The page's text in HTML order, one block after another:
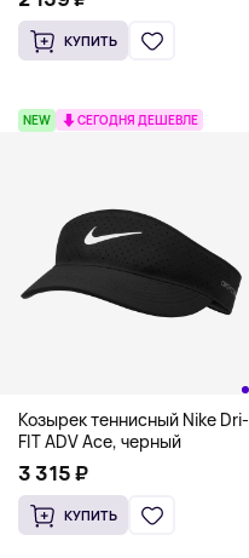
КУПИТЬ
NEW СЕГОДНЯ ДЕШЕВЛЕ
Козырек теннисный Nike Dri-
FIT ADV Ace, черный
3 315 ₽
КУПИТЬ